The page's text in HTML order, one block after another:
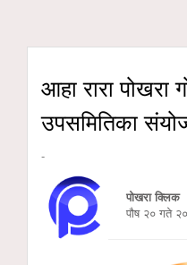
आहा रारा पोखरा
उपसमितिका
-
पोखरा क्लिक
पौष २० गते